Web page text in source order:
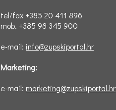
tel/fax +385 20 411 896
mob. +385 98 345 900
e-mail: info@zupskiportal.hr
Marketing:
e-mail: marketing@zupskiportal.hr